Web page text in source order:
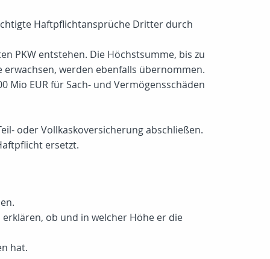
Haftpflichtansprüche Dritter durch
PKW entstehen. Die Höchstsumme, bis zu
werden ebenfalls übernommen.
Mio EUR für Sach- und Vermögensschäden
oder Vollkaskoversicherung abschließen.
ersetzt.
ob und in welcher Höhe er die
hat.